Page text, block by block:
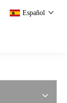
Español